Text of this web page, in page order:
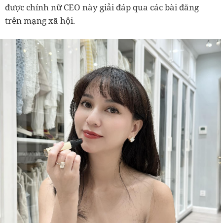
được chính nữ CEO này giải đáp qua các bài đăng